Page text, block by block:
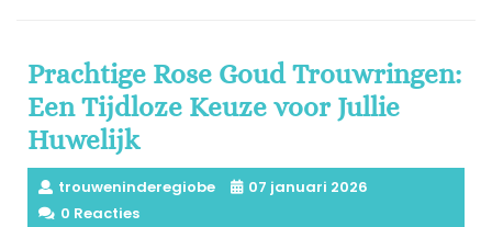
Prachtige Rose Goud Trouwringen:
Een Tijdloze Keuze voor Jullie
Huwelijk
trouweninderegiobe
07 januari 2026
0 Reacties